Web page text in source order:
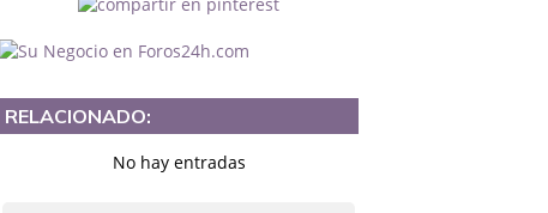
RELACIONADO:
No hay entradas